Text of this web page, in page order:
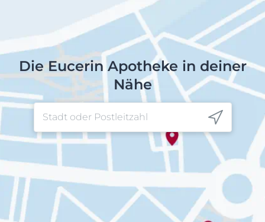
Die Eucerin Apotheke in deiner
Nähe